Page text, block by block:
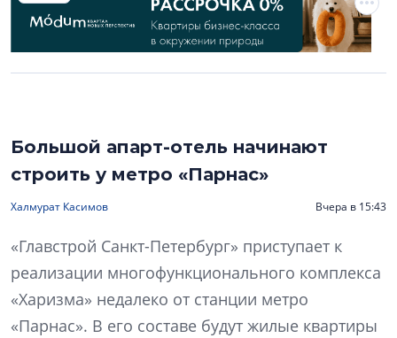
Большой апарт-отель начинают
строить у метро «Парнас»
Халмурат Касимов Вчера в 15:43
«Главстрой Санкт-Петербург» приступает к
реализации многофункционального комплекса
«Харизма» недалеко от станции метро
«Парнас». В его составе будут жилые квартиры